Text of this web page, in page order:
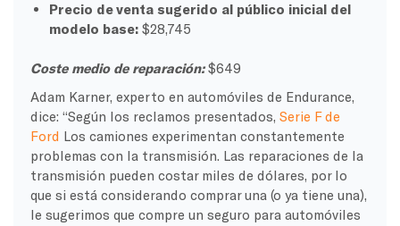
Precio de venta sugerido al público inicial del
modelo base: $28,745
Coste medio de reparación:$649
Adam Karner, experto en automóviles de Endurance,
dice: “Según los reclamos presentados, Serie F de
Ford Los camiones experimentan constantemente
problemas con la transmisión. Las reparaciones de la
transmisión pueden costar miles de dólares, por lo
que si está considerando comprar una (o ya tiene una),
le sugerimos que compre un seguro para automóviles